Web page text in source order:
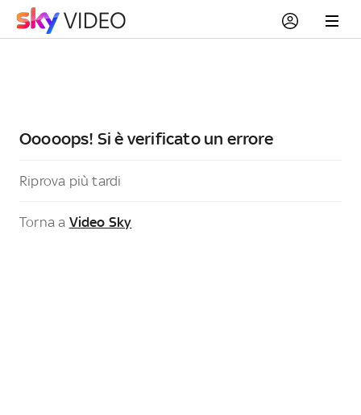
Ooooops! Si è verificato un errore
Riprova più tardi
Torna a Video Sky